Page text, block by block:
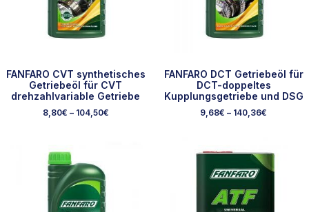
FANFARO CVT synthetisches
Getriebeöl für CVT
drehzahlvariable Getriebe
8,80€ – 104,50€
FANFARO DCT Getriebeöl für
DCT-doppeltes
Kupplungsgetriebe und DSG
9,68€ – 140,36€